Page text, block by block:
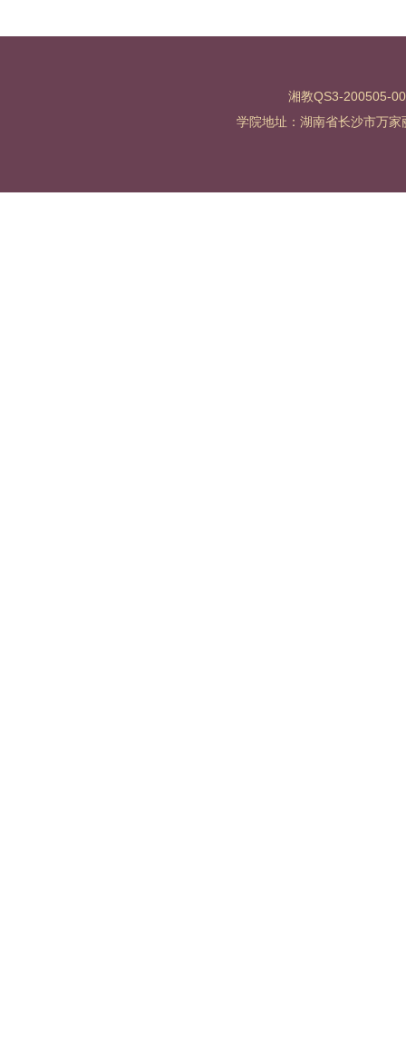
湘教QS3-200505-
学院地址：湖南省长沙市万